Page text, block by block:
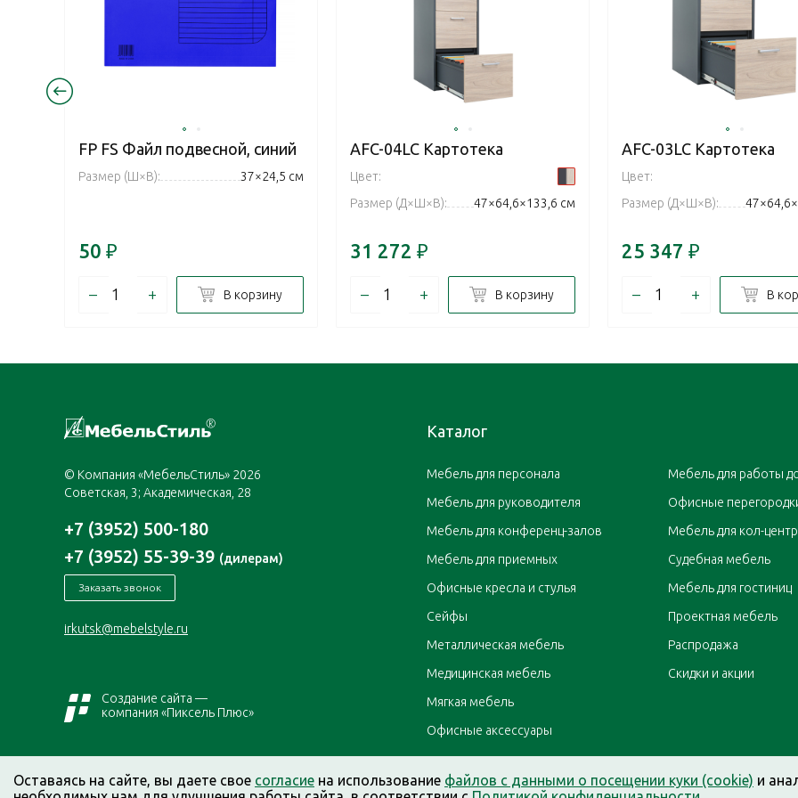
FP FS Файл подвесной, синий
Размер (Ш×В): 37×24,5 см
50 ₽
– + В корзину
AFC-04LC Картотека
Цвет:
Размер (Д×Ш×В):
47×64,6×133,6 см
31 272 ₽
– + В корзину
AFC-03LC Картотека
Цвет:
Размер (Д×Ш×В):
25 347 ₽
– + В
© Компания «МебельСтиль» 2026
Советская, 3; Академическая, 28
+7 (3952) 500-180
+7 (3952) 55-39-39 (дилерам)
Заказать звонок
irkutsk@mebelstyle.ru
Создание сайта —
компания «Пиксель Плюс»
Каталог
Мебель для персонала
Мебель для руководителя
Мебель для конференц-залов
Мебель для приемных
Офисные кресла и стулья
Сейфы
Металлическая мебель
Медицинская мебель
Мягкая мебель
Офисные аксессуары
Мебель для работы
Офисные
Мебель для кол-
Судебная мебель
Мебель для гостиниц
Проектная мебель
Распродажа
Скидки и акции
Оставаясь на сайте, вы даете свое согласие на использование файлов с данными о посещении куки (cookie) и